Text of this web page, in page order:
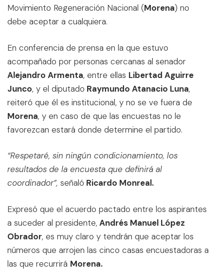
Movimiento Regeneración Nacional (Morena) no
debe aceptar a cualquiera.
En conferencia de prensa en la que estuvo
acompañado por personas cercanas al senador
Alejandro Armenta, entre ellas Libertad Aguirre
Junco, y el diputado Raymundo Atanacio Luna,
reiteró que él es institucional, y no se ve fuera de
Morena, y en caso de que las encuestas no le
favorezcan estará donde determine el partido.
“Respetaré, sin ningún condicionamiento, los
resultados de la encuesta que definirá al
coordinador”, señaló Ricardo Monreal.
Expresó que el acuerdo pactado entre los aspirantes
a suceder al presidente, Andrés Manuel López
Obrador, es muy claro y tendrán que aceptar los
números que arrojen las cinco casas encuestadoras a
las que recurrirá Morena.